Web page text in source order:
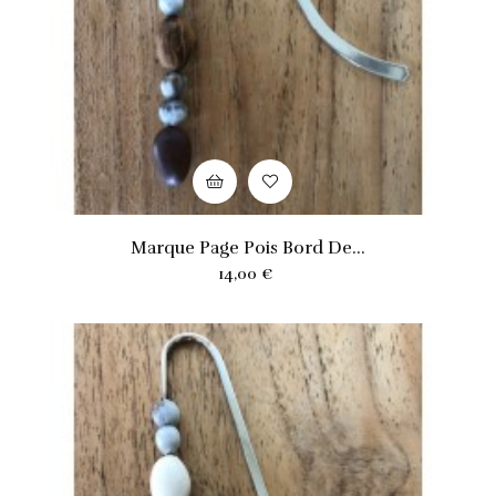
Marque Page Pois Bord De...
Prix
14,00 €